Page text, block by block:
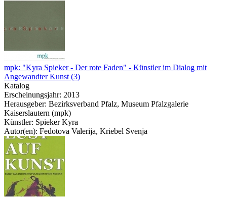
mpk: "Kyra Spieker - Der rote Faden" - Künstler im Dialog mit
Angewandter Kunst (3)
Katalog
Erscheinungsjahr: 2013
Herausgeber: Bezirksverband Pfalz, Museum Pfalzgalerie
Kaiserslautern (mpk)
Künstler: Spieker Kyra
Autor(en): Fedotova Valerija, Kriebel Svenja